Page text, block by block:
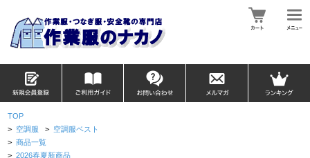
TOP
> 空調服 > 空調服ベスト
> 商品一覧
> 2026春夏新商品